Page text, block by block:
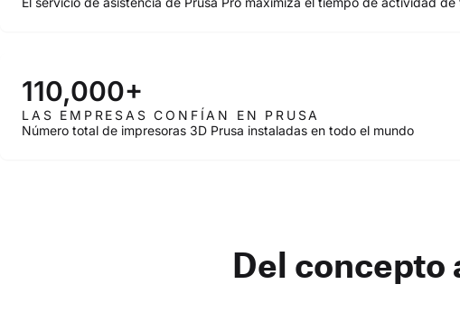
110,000+
LAS EMPRESAS CONFÍAN EN PRUSA
Número total de impresoras 3D Prusa instaladas en todo el mundo
Del concepto